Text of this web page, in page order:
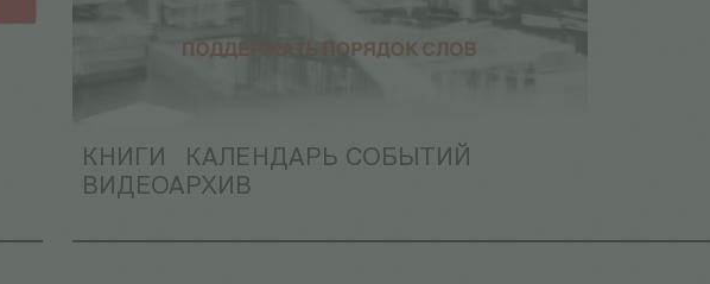
КНИГИ
КАЛЕНДАРЬ СОБЫТИЙ
ВИДЕОАРХИВ